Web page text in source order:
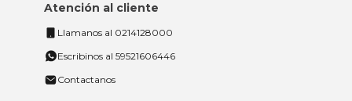
Atención al cliente
Llamanos al 0214128000
Escribinos al 59521606446
Contactanos